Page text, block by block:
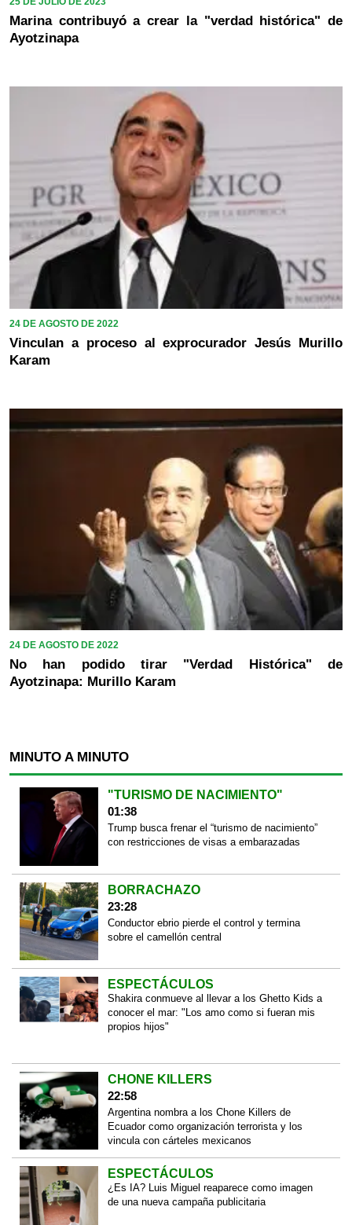
Marina contribuyó a crear la "verdad histórica" de
Ayotzinapa
24 DE AGOSTO DE 2022
Vinculan a proceso al exprocurador Jesús Murillo
Karam
24 DE AGOSTO DE 2022
No han podido tirar "Verdad Histórica" de
Ayotzinapa: Murillo Karam
MINUTO A MINUTO
"TURISMO DE NACIMIENTO"
01:38
Trump busca frenar el “turismo de nacimiento”
con restricciones de visas a embarazadas
BORRACHAZO
23:28
Conductor ebrio pierde el control y termina
sobre el camellón central
ESPECTÁCULOS
Shakira conmueve al llevar a los Ghetto Kids a
conocer el mar: "Los amo como si fueran mis
propios hijos"
CHONE KILLERS
22:58
Argentina nombra a los Chone Killers de
Ecuador como organización terrorista y los
vincula con cárteles mexicanos
ESPECTÁCULOS
¿Es IA? Luis Miguel reaparece como imagen
de una nueva campaña publicitaria